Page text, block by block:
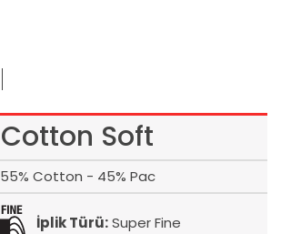
Cotton Soft
55% Cotton - 45% Pac
İplik Türü:Super Fine